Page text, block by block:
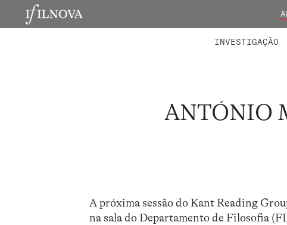
INVESTIGAÇÃO
ANTÓNIO
A próxima sessão do Kant Reading
na sala do Departamento de Filosofia